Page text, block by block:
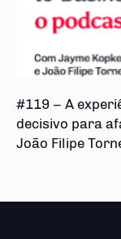
#119 – A
decisivo para
João Filipe